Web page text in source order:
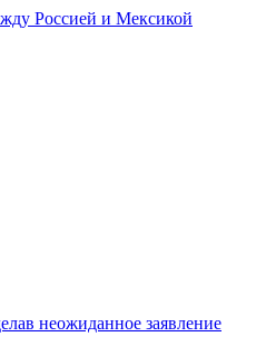
Россией и Мексикой
неожиданное заявление